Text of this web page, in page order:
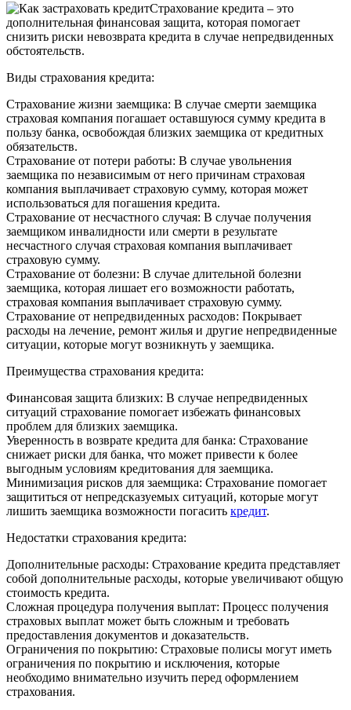
Страхование кредита – это
дополнительная финансовая защита, которая помогает
снизить риски невозврата кредита в случае непредвиденных
обстоятельств.
Виды страхования кредита:
Страхование жизни заемщика: В случае смерти заемщика
страховая компания погашает оставшуюся сумму кредита в
пользу банка, освобождая близких заемщика от кредитных
обязательств.
Страхование от потери работы: В случае увольнения
заемщика по независимым от него причинам страховая
компания выплачивает страховую сумму, которая может
использоваться для погашения кредита.
Страхование от несчастного случая: В случае получения
заемщиком инвалидности или смерти в результате
несчастного случая страховая компания выплачивает
страховую сумму.
Страхование от болезни: В случае длительной болезни
заемщика, которая лишает его возможности работать,
страховая компания выплачивает страховую сумму.
Страхование от непредвиденных расходов: Покрывает
расходы на лечение, ремонт жилья и другие непредвиденные
ситуации, которые могут возникнуть у заемщика.
Преимущества страхования кредита:
Финансовая защита близких: В случае непредвиденных
ситуаций страхование помогает избежать финансовых
проблем для близких заемщика.
Уверенность в возврате кредита для банка: Страхование
снижает риски для банка, что может привести к более
выгодным условиям кредитования для заемщика.
Минимизация рисков для заемщика: Страхование помогает
защититься от непредсказуемых ситуаций, которые могут
лишить заемщика возможности погасить кредит.
Недостатки страхования кредита:
Дополнительные расходы: Страхование кредита представляет
собой дополнительные расходы, которые увеличивают общую
стоимость кредита.
Сложная процедура получения выплат: Процесс получения
страховых выплат может быть сложным и требовать
предоставления документов и доказательств.
Ограничения по покрытию: Страховые полисы могут иметь
ограничения по покрытию и исключения, которые
необходимо внимательно изучить перед оформлением
страхования.